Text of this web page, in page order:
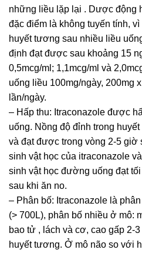
những liều lặp lại . Dược động
đặc điểm là không tuyến tính,
huyết tương sau nhiều liều
định đạt được sau khoảng 15
0,5mcg/ml; 1,1mcg/ml và
uống liều 100mg/ngày, 200mg
lần/ngày.
– Hấp thu: Itraconazole được
uống. Nồng độ đỉnh trong
và đạt được trong vòng 2-5 giờ
sinh vật học của itraconazole
sinh vật học đường uống đạt
sau khi ăn no.
– Phân bố: Itraconazole là
(> 700L), phân bố nhiều ở mô:
bao tử , lách và cơ, cao gấp 2-
huyết tương. Ở mô não so với